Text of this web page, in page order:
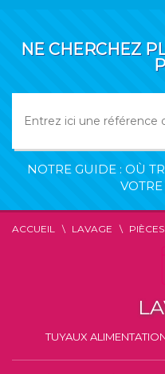
NE CHERCHEZ
NOTRE GUIDE : OÙ
ACCUEIL LAVAGE
TUYAUX